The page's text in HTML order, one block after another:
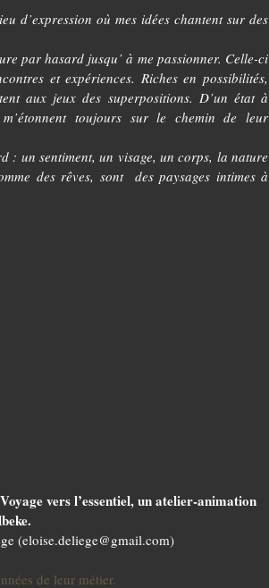
d’expression où mes idées chantent sur des
par hasard jusqu’ à me passionner. Celle-ci
et expériences. Riches en possibilités,
aux jeux des superpositions. D’un état à
toujours sur le chemin de leur
: un sentiment, un visage, un corps, la nature
des rêves, sont  des paysages intimes à
vers l’essentiel, un atelier-animation
(eloise.deliege@gmail.com)
de leur métier.